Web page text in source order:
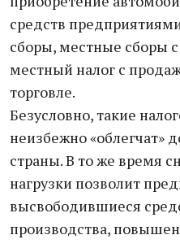
средств
сборы, местные сборы
местный налог с
торговле.
Безусловно, такие
неизбежно «облегчат»
страны. В то же время
нагрузки позволит
высвободившиеся
производства,